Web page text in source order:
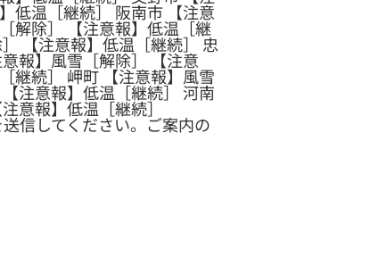
低温［継続］ 阪南市 【注意
解除］ 【注意報】低温［継
【注意報】低温［継続］ 忠
報】風雪［解除］ 【注意
継続］ 岬町 【注意報】風雪
注意報】低温［継続］ 河南
意報】低温［継続］
信してください。ご案内の